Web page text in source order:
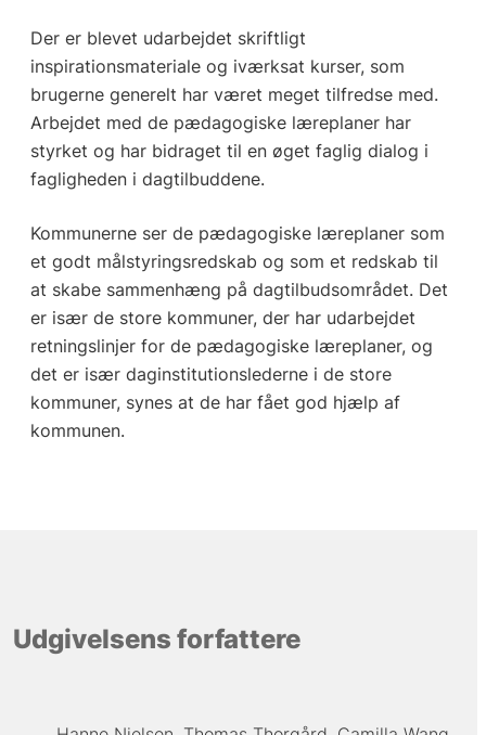
Der er blevet udarbejdet skriftligt
inspirationsmateriale og iværksat kurser, som
brugerne generelt har været meget tilfredse med.
Arbejdet med de pædagogiske læreplaner har
styrket og har bidraget til en øget faglig dialog i
fagligheden i dagtilbuddene.
Kommunerne ser de pædagogiske læreplaner som
et godt målstyringsredskab og som et redskab til
at skabe sammenhæng på dagtilbudsområdet. Det
er især de store kommuner, der har udarbejdet
retningslinjer for de pædagogiske læreplaner, og
det er især daginstitutionslederne i de store
kommuner, synes at de har fået god hjælp af
kommunen.
Udgivelsens forfattere